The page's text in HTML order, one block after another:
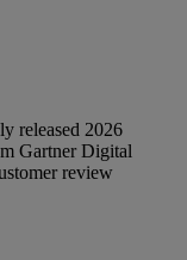
released 2026
Gartner Digital
review